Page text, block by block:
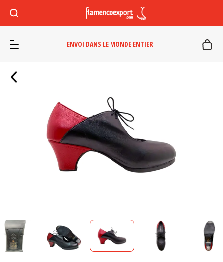
ENVOI DANS LE MONDE ENTIER